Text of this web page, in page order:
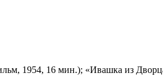
1954, 16 мин.); «Ивашка из